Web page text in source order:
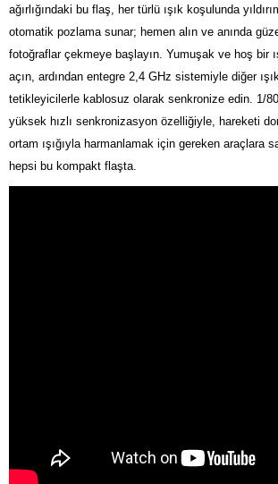
ağırlığındaki bu flaş, her türlü ışık koşulunda
otomatik pozlama sunar; hemen alın ve anında
fotoğraflar çekmeye başlayın. Yumuşak ve hoş bir
açın, ardından entegre 2,4 GHz sistemiyle diğer
tetikleyicilerle kablosuz olarak senkronize edin. 1/
yüksek hızlı senkronizasyon özelliğiyle, hareketi
ortam ışığıyla harmanlamak için gereken araçlara
hepsi bu kompakt flaşta.